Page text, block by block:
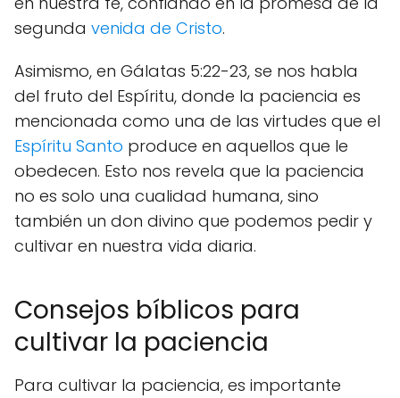
segunda venida de Cristo.
Asimismo, en Gálatas 5:22-23, se nos habla
del fruto del Espíritu, donde la paciencia es
mencionada como una de las virtudes que el
Espíritu Santo produce en aquellos que le
obedecen. Esto nos revela que la paciencia
no es solo una cualidad humana, sino
también un don divino que podemos pedir y
cultivar en nuestra vida diaria.
Consejos bíblicos para
cultivar la paciencia
Para cultivar la paciencia, es importante